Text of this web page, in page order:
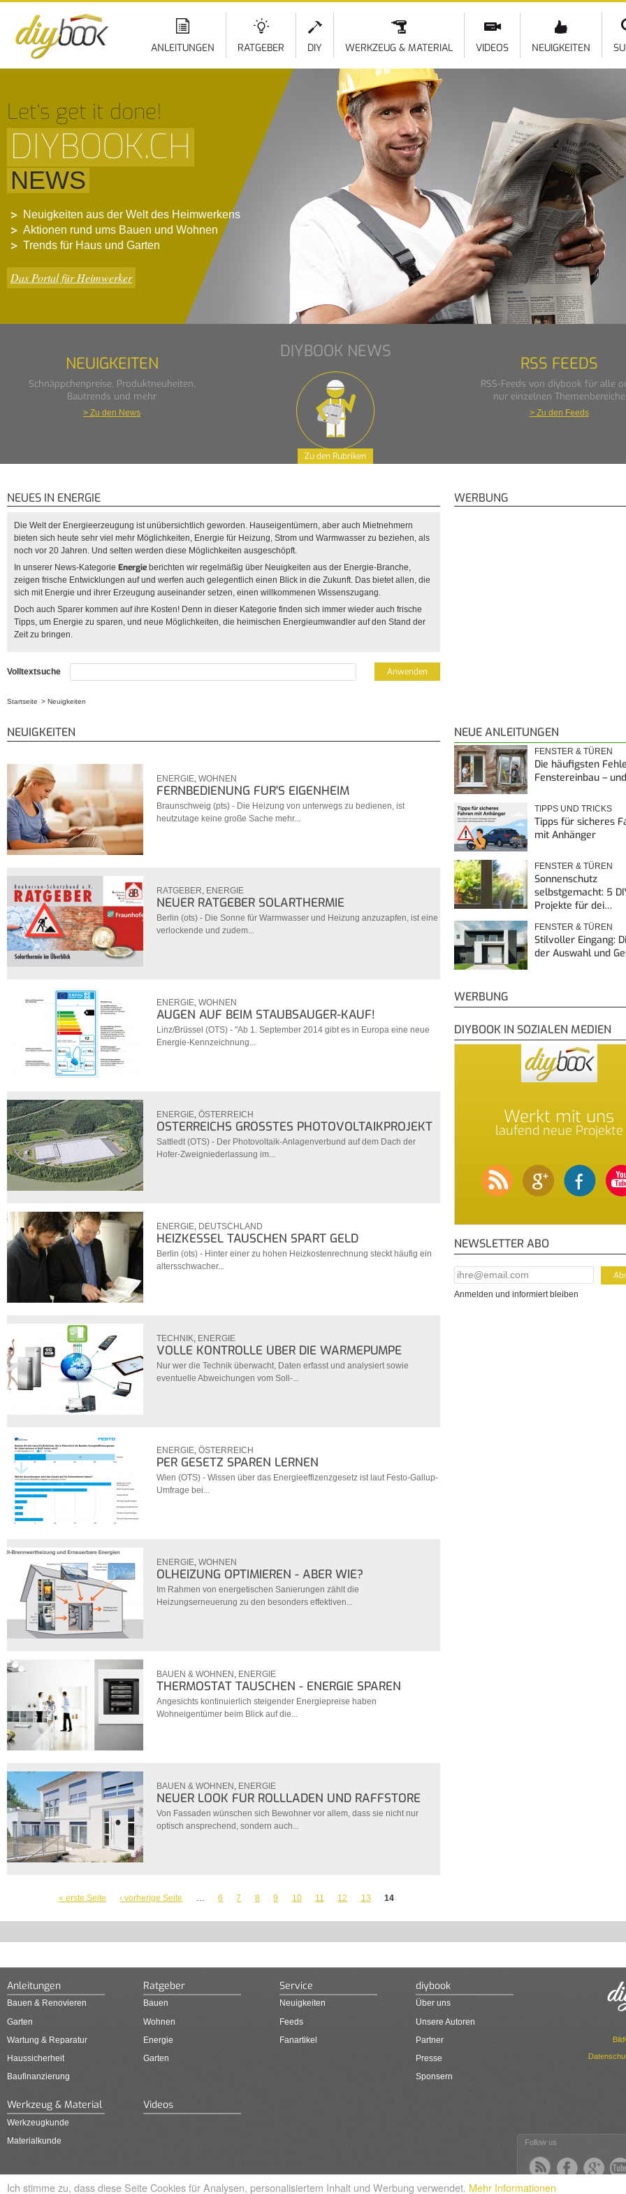
Ich stimme zu, dass diese Seite Cookies für Analysen, personalisiertem Inhalt und Werbung verwendet. Mehr Informationen
ANLEITUNGEN RATGEBER DIY WERKZEUG & MATERIAL VIDEOS NEUIGKEITEN
Let‘s get it done!
DIYBOOK.CH
NEWS
Neuigkeiten aus der Welt des Heimwerkens
Aktionen rund ums Bauen und Wohnen
Trends für Haus und Garten
Das Portal für Heimwerker
NEUIGKEITEN
Schnäppchenpreise, Produktneuheiten,
Bautrends und mehr
> Zu den News
DIYBOOK NEWS
RSS FEEDS
RSS-Feeds von diybook für alle
nur einzelnen Themenbereiche
> Zu den Feeds
Zu den Rubriken
NEUES IN ENERGIE
Die Welt der Energieerzeugung ist unübersichtlich geworden. Hauseigentümern, aber auch Mietnehmern
bieten sich heute sehr viel mehr Möglichkeiten, Energie für Heizung, Strom und Warmwasser zu beziehen, als
noch vor 20 Jahren. Und selten werden diese Möglichkeiten ausgeschöpft.
In unserer News-Kategorie Energie berichten wir regelmäßig über Neuigkeiten aus der Energie-Branche,
zeigen frische Entwicklungen auf und werfen auch gelegentlich einen Blick in die Zukunft. Das bietet allen, die
sich mit Energie und ihrer Erzeugung auseinander setzen, einen willkommenen Wissenszugang.
Doch auch Sparer kommen auf ihre Kosten! Denn in dieser Kategorie finden sich immer wieder auch frische
Tipps, um Energie zu sparen, und neue Möglichkeiten, die heimischen Energieumwandler auf den Stand der
Zeit zu bringen.
Volltextsuche
WERBUNG
Startseite Neuigkeiten
NEUIGKEITEN
ENERGIE, WOHNEN
FERNBEDIENUNG FÜR'S EIGENHEIM
Braunschweig (pts) - Die Heizung von unterwegs zu bedienen, ist
heutzutage keine große Sache mehr...
RATGEBER, ENERGIE
NEUER RATGEBER SOLARTHERMIE
Berlin (ots) - Die Sonne für Warmwasser und Heizung anzuzapfen, ist eine
verlockende und zudem...
ENERGIE, WOHNEN
AUGEN AUF BEIM STAUBSAUGER-KAUF!
Linz/Brüssel (OTS) - "Ab 1. September 2014 gibt es in Europa eine neue
Energie-Kennzeichnung...
ENERGIE, ÖSTERREICH
ÖSTERREICHS GRÖSSTES PHOTOVOLTAIKPROJEKT
Sattledt (OTS) - Der Photovoltaik-Anlagenverbund auf dem Dach der
Hofer-Zweigniederlassung im...
ENERGIE, DEUTSCHLAND
HEIZKESSEL TAUSCHEN SPART GELD
Berlin (ots) - Hinter einer zu hohen Heizkostenrechnung steckt häufig ein
altersschwacher...
TECHNIK, ENERGIE
VOLLE KONTROLLE ÜBER DIE WÄRMEPUMPE
Nur wer die Technik überwacht, Daten erfasst und analysiert sowie
eventuelle Abweichungen vom Soll-...
ENERGIE, ÖSTERREICH
PER GESETZ SPAREN LERNEN
Wien (OTS) - Wissen über das Energieeffizenzgesetz ist laut Festo-Gallup-
Umfrage bei...
ENERGIE, WOHNEN
ÖLHEIZUNG OPTIMIEREN - ABER WIE?
Im Rahmen von energetischen Sanierungen zählt die
Heizungserneuerung zu den besonders effektiven...
BAUEN & WOHNEN , ENERGIE
THERMOSTAT TAUSCHEN - ENERGIE SPAREN
Angesichts kontinuierlich steigender Energiepreise haben
Wohneigentümer beim Blick auf die...
BAUEN & WOHNEN , ENERGIE
NEUER LOOK FÜR ROLLLADEN UND RAFFSTORE
Von Fassaden wünschen sich Bewohner vor allem, dass sie nicht nur
optisch ansprechend, sondern auch...
« erste Seite ‹ vorherige Seite … 6 7 8 9 10 11 12 13 14
NEUE ANLEITUNGEN
FENSTER & TÜREN
Die häufigsten
Fenstereinbau –
TIPPS UND TRICKS
Tipps für sicheres
mit Anhänger
FENSTER & TÜREN
Sonnenschutz
selbstgemacht: 5
Projekte für dei…
FENSTER & TÜREN
Stilvoller Eingang:
der Auswahl und
WERBUNG
DIYBOOK IN SOZIALEN MEDIEN
Werkt mit uns
laufend neue Projekte
NEWSLETTER ABO
E-Mail Addresse*
Anmelden und informiert bleiben
Anleitungen
Bauen & Renovieren
Garten
Wartung & Reparatur
Haussicherheit
Baufinanzierung
Ratgeber
Bauen
Wohnen
Energie
Garten
Service
Neuigkeiten
Feeds
Fanartikel
diybook
Über uns
Unsere Autoren
Partner
Presse
Sponsern
Werkzeug & Material
Werkzeugkunde
Materialkunde
Videos
Follow us